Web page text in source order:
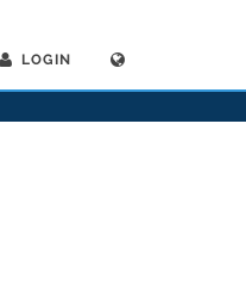
LOGIN
>Practica di Dr. Andreas Gander